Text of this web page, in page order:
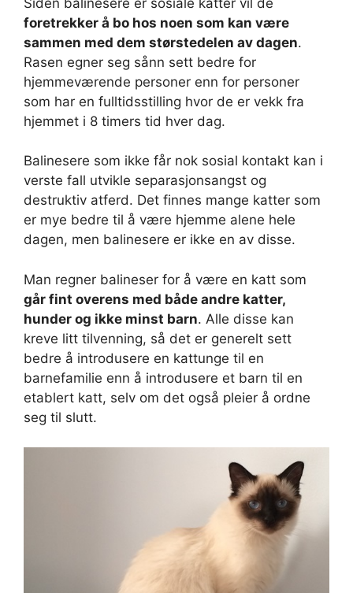
foretrekker å bo hos noen som kan være
sammen med dem størstedelen av dagen.
Rasen egner seg sånn sett bedre for
hjemmeværende personer enn for personer
som har en fulltidsstilling hvor de er vekk fra
hjemmet i 8 timers tid hver dag.
Balinesere som ikke får nok sosial kontakt kan i
verste fall utvikle separasjonsangst og
destruktiv atferd. Det finnes mange katter som
er mye bedre til å være hjemme alene hele
dagen, men balinesere er ikke en av disse.
Man regner balineser for å være en katt som
går fint overens med både andre katter,
hunder og ikke minst barn. Alle disse kan
kreve litt tilvenning, så det er generelt sett
bedre å introdusere en kattunge til en
barnefamilie enn å introdusere et barn til en
etablert katt, selv om det også pleier å ordne
seg til slutt.